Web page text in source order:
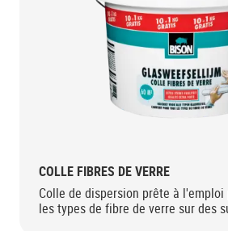
COLLE FIBRES DE VERRE
Colle de dispersion prête à
les types de fibre de verre sur des